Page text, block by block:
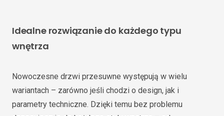
Idealne rozwiązanie do każdego typu
wnętrza
Nowoczesne drzwi przesuwne występują w wielu
wariantach – zarówno jeśli chodzi o design, jak i
parametry techniczne. Dzięki temu bez problemu